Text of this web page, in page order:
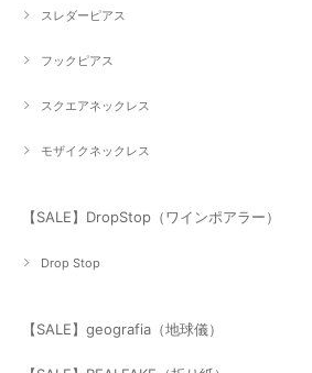
スレダーピアス
フックピアス
スクエアネックレス
モザイクネックレス
【SALE】DropStop（ワインポアラー）
Drop Stop
【SALE】geografia（地球儀）